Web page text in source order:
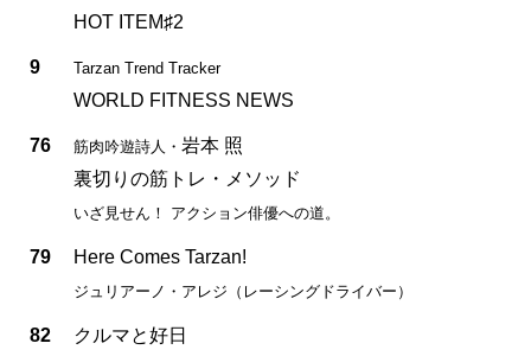
HOT ITEM♯2
9 Tarzan Trend Tracker
WORLD FITNESS NEWS
76 筋肉吟遊詩人・ 岩本 照
裏切りの筋トレ・メソッド
いざ見せん！ アクション俳優への道。
79 Here Comes Tarzan!
ジュリアーノ・アレジ（レーシングドライバー）
82 クルマと好日